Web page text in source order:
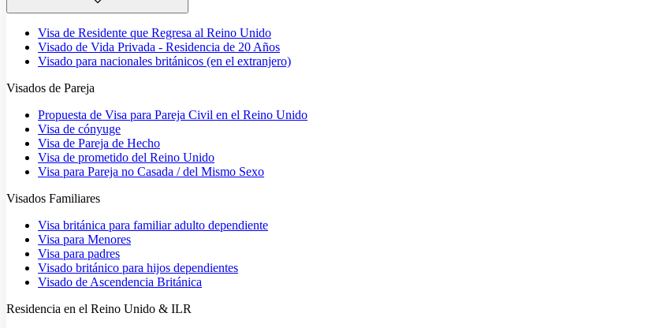
Visa de Residente que Regresa al Reino Unido
Visado de Vida Privada - Residencia de 20 Años
Visado para nacionales británicos (en el extranjero)
Visados de Pareja
Propuesta de Visa para Pareja Civil en el Reino Unido
Visa de cónyuge
Visa de Pareja de Hecho
Visa de prometido del Reino Unido
Visa para Pareja no Casada / del Mismo Sexo
Visados Familiares
Visa británica para familiar adulto dependiente
Visa para Menores
Visa para padres
Visado británico para hijos dependientes
Visado de Ascendencia Británica
Residencia en el Reino Unido & ILR